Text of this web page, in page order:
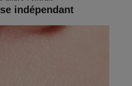
indépendant